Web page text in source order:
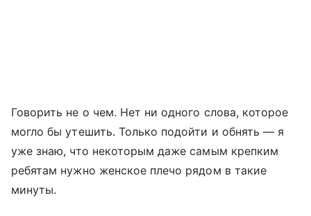
Говорить не о чем. Нет ни одного слова, которое
могло бы утешить. Только подойти и обнять — я
уже знаю, что некоторым даже самым крепким
ребятам нужно женское плечо рядом в такие
минуты.